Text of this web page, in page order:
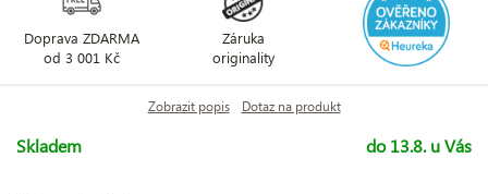
Doprava ZDARMA
od 3 001 Kč
Záruka
originality
Zobrazit popis Dotaz na produkt
Skladem do 13.8. u Vás